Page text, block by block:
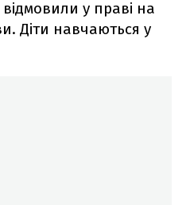
відмовили у праві на
Діти навчаються у